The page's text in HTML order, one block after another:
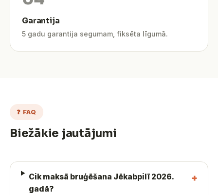
Garantija
5 gadu garantija segumam, fiksēta līgumā.
❓ FAQ
Biežākie jautājumi
Cik maksā bruģēšana Jēkabpilī 2026.
gadā?